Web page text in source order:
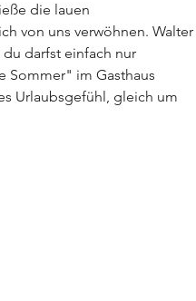
die lauen
von uns verwöhnen. Walter
du darfst einfach nur
Sommer" im Gasthaus
Urlaubsgefühl, gleich um